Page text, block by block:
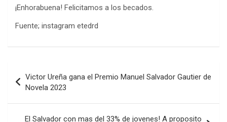
¡Enhorabuena! Felicitamos a los becados.
Fuente; instagram etedrd
de
entradas
Victor Ureña gana el Premio Manuel Salvador Gautier de
Novela 2023
El Salvador con mas del 33% de jovenes! A proposito